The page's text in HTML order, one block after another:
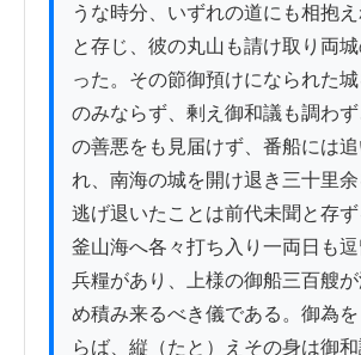
うな時分、いずれの道にも相抱
と存じ、彼の丸山も請け取り両
った。その節御預けになられた
のみならず、剰え御和議も調わ
の善悪をも見届けず、番船には追
れ、南海の城を開け退き三十里
逃げ退いたことは前代未聞と存
釜山海へ各々打ち入り一両日も
兵糧があり、上様の御船三百艘
め積み来るべき儀である。御為
らば、縦（たと）えその身は御